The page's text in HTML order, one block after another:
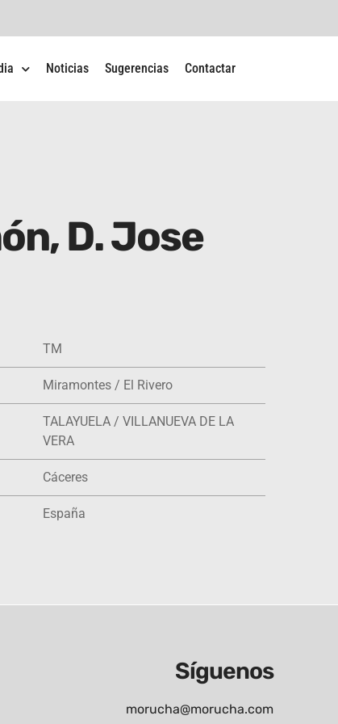
Noticias Sugerencias Contactar
D. Jose
TM
Miramontes / El Rivero
TALAYUELA / VILLANUEVA DE LA
VERA
Cáceres
España
Síguenos
morucha@morucha.com